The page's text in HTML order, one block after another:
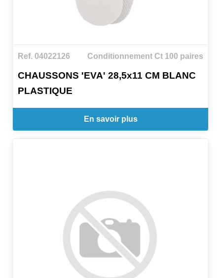
Ref. 04022126 Conditionnement Ct 100 paires
CHAUSSONS 'EVA' 28,5x11 CM BLANC
PLASTIQUE
En savoir plus